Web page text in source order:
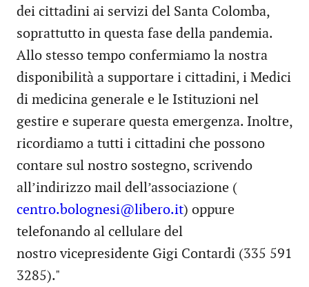
dei cittadini ai servizi del Santa Colomba,
soprattutto in questa fase della pandemia.
Allo stesso tempo confermiamo la nostra
disponibilità a supportare i cittadini, i Medici
di medicina generale e le Istituzioni nel
gestire e superare questa emergenza. Inoltre,
ricordiamo a tutti i cittadini che possono
contare sul nostro sostegno, scrivendo
all’indirizzo mail dell’associazione (
centro.bolognesi@libero.it) oppure
telefonando al cellulare del
nostro vicepresidente Gigi Contardi (335 591
3285)."